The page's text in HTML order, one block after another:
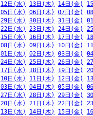
12日(水) 13日(木) 14日(金)
05日(水) 06日(木) 07日(金)
29日(水) 30日(木) 31日(金)
22日(水) 23日(木) 24日(金)
15日(水) 16日(木) 17日(金)
08日(水) 09日(木) 10日(金)
01日(水) 02日(木) 03日(金)
24日(水) 25日(木) 26日(金)
17日(水) 18日(木) 19日(金)
10日(水) 11日(木) 12日(金)
03日(水) 04日(木) 05日(金)
27日(水) 28日(木) 29日(金)
20日(水) 21日(木) 22日(金)
13日(水) 14日(木) 15日(金)